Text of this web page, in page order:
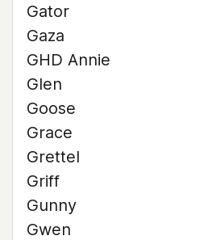
Gator
Gaza
GHD Annie
Glen
Goose
Grace
Grettel
Griff
Gunny
Gwen